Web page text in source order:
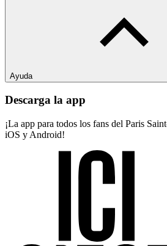
Ayuda
Descarga la app
¡La app para todos los fans del Paris
iOS y Android!